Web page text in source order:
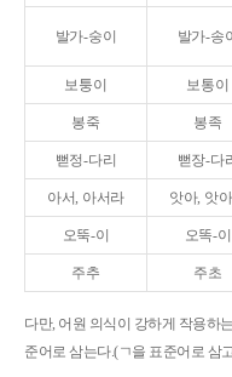
발가-숭이 발가-송이
보퉁이 보통이
봉죽 봉족
뻗정-다리 뻗장-다
아서, 아서라 앗아, 앗
오뚝-이 오똑-이
주추 주초
다만, 어원 의식이 강하게 작용하
준어로 삼는다.(ㄱ을 표준어로 삼